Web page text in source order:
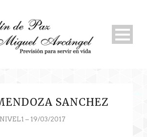
SANCHEZ
– 19/03/2017